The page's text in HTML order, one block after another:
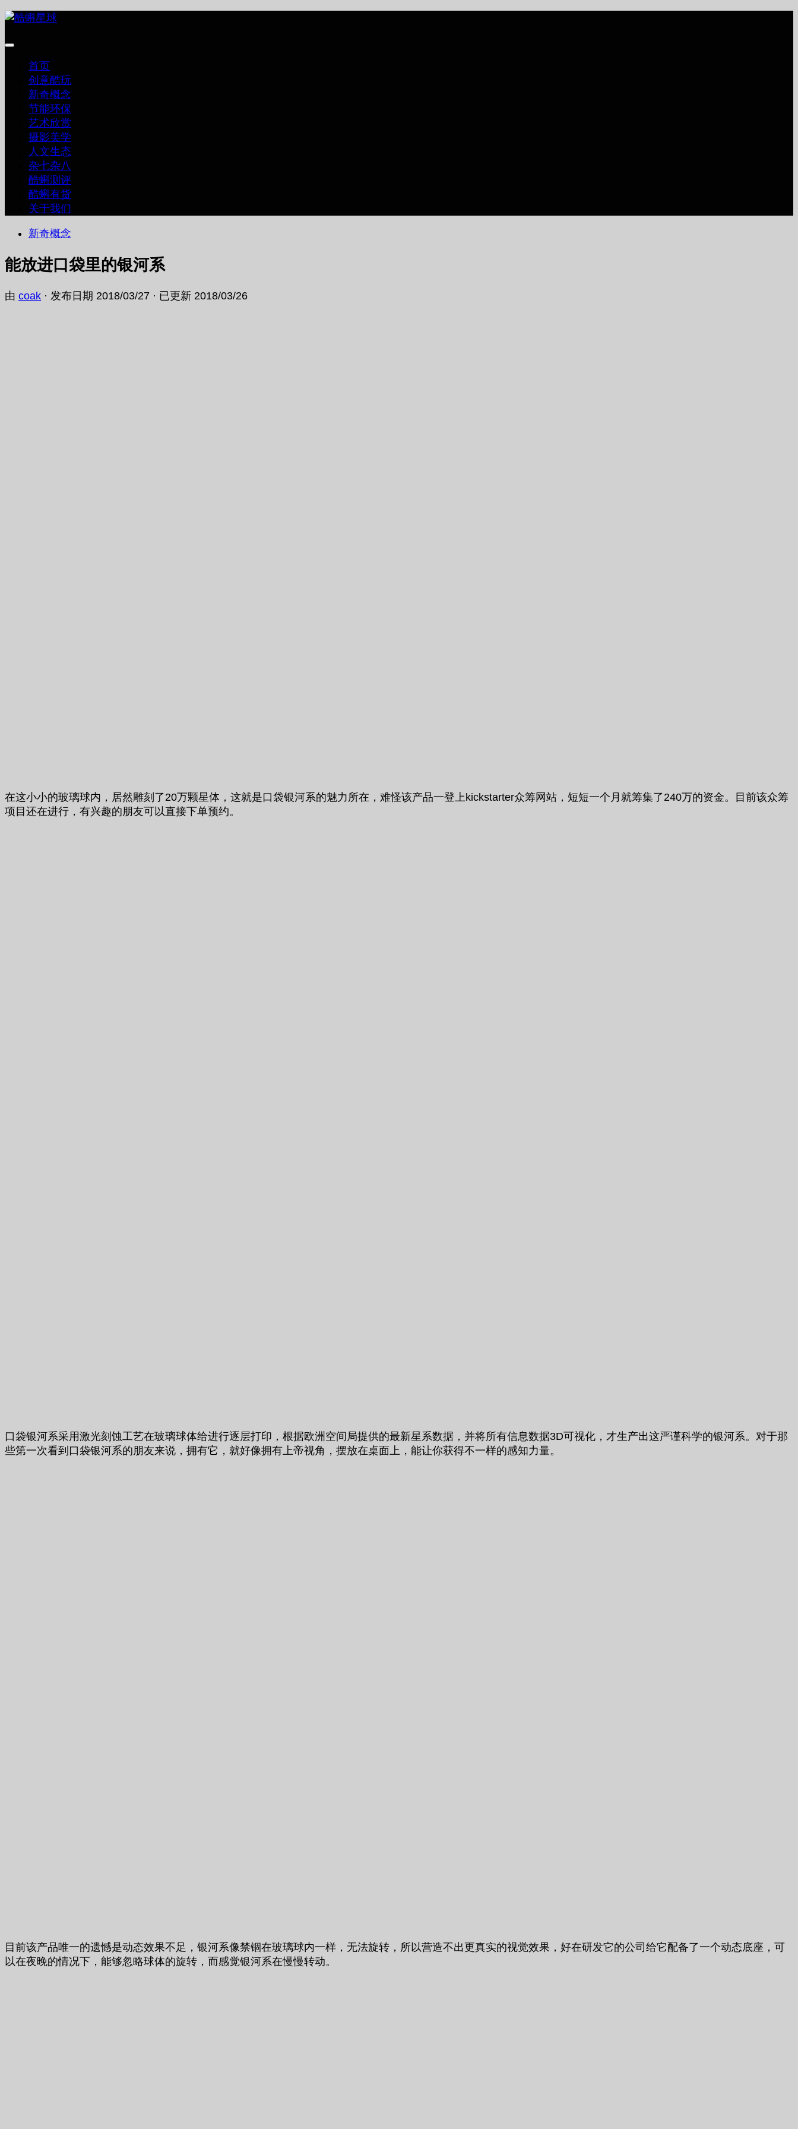
跳
内
首页
创意酷玩
新奇概念
节能环保
艺术欣赏
摄影美学
人文生态
杂七杂八
酷蝌测评
酷蝌有货
关于我们
新奇概念
能放进口袋里的银河系
由 coak · 发布日期 2018/03/27 · 已更新 2018/03/26
在这小小的玻璃球内，居然雕刻了20万颗星体，这就是口袋银河系的魅力所在，难怪该产品一登上kickstarter众筹网站，短短一个月就筹集了240万的资金。目前该众筹
项目还在进行，有兴趣的朋友可以直接下单预约。
口袋银河系采用激光刻蚀工艺在玻璃球体给进行逐层打印，根据欧洲空间局提供的最新星系数据，并将所有信息数据3D可视化，才生产出这严谨科学的银河系。对于那
些第一次看到口袋银河系的朋友来说，拥有它，就好像拥有上帝视角，摆放在桌面上，能让你获得不一样的感知力量。
目前该产品唯一的遗憾是动态效果不足，银河系像禁锢在玻璃球内一样，无法旋转，所以营造不出更真实的视觉效果，好在研发它的公司给它配备了一个动态底座，可
以在夜晚的情况下，能够忽略球体的旋转，而感觉银河系在慢慢转动。